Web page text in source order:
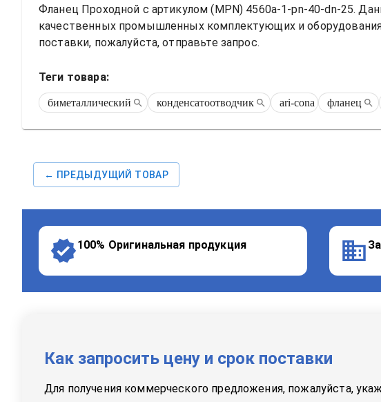
Фланец Проходной с артикулом (MPN) 4560a-1-pn-40-dn-25.
качественных промышленных комплектующих и
поставки, пожалуйста, отправьте запрос.
Теги товара:
биметаллический конденсатоотводчик ari-cona фланец
← ПРЕДЫДУЩИЙ ТОВАР
100% Оригинальная продукция
Как запросить цену и срок поставки
Для получения коммерческого предложения, пожалуйста,